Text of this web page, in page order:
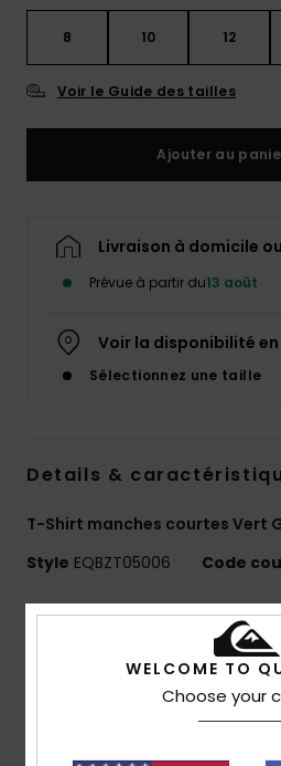
Consulter
la FAQ
8 10 12
Voir le Guide des tailles
Ajouter au
Livraison à domicile
Prévue à partir du13 août
Voir la disponibilité
Sélectionnez une taille
Details &
T-Shirt manches courtes Vert
Style EQBZT05006 Code
Caractéristiques
MADE BETTER
25 % de coton recyclé issu
WELCOME TO
Choose your